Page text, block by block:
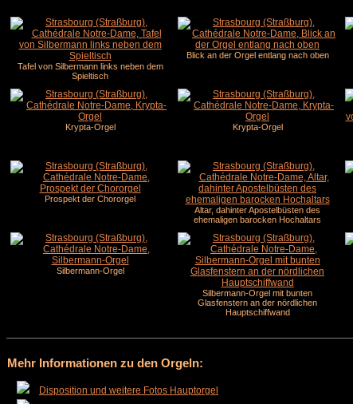
Tafel von Silbermann links neben dem
Spieltisch
Blick an der Orgel entlang nach oben
Krypta-Orgel
Krypta-Orgel
Prospekt der Chororgel
Altar, dahinter Apostelbüsten des
ehemaligen barocken Hochaltars
Silbermann-Orgel
Silbermann-Orgel mit bunten
Glasfenstern an der nördlichen
Hauptschiffwand
Mehr Informationen zu den Orgeln:
Disposition und weitere Fotos Hauptorgel